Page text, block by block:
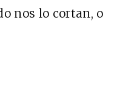
nos lo cortan, o